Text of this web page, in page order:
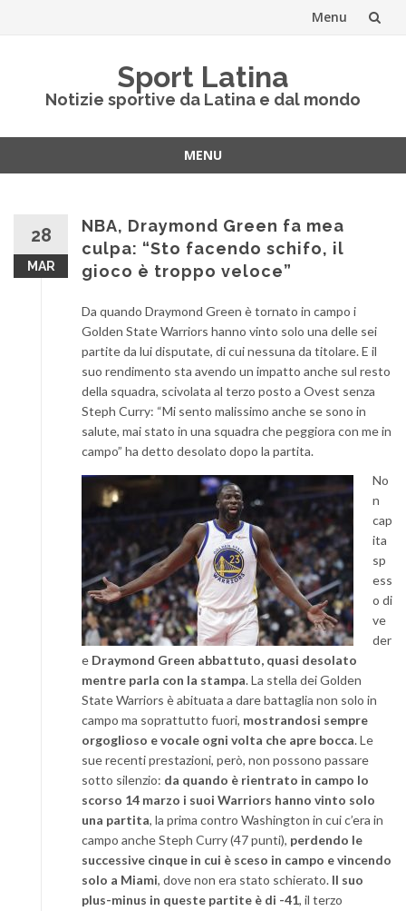
Menu
Sport Latina
Notizie sportive da Latina e dal mondo
MENU
28
MAR
NBA, Draymond Green fa mea
culpa: “Sto facendo schifo, il
gioco è troppo veloce”
Da quando Draymond Green è tornato in campo i
Golden State Warriors hanno vinto solo una delle sei
partite da lui disputate, di cui nessuna da titolare. E il
suo rendimento sta avendo un impatto anche sul resto
della squadra, scivolata al terzo posto a Ovest senza
Steph Curry: “Mi sento malissimo anche se sono in
salute, mai stato in una squadra che peggiora con me in
campo” ha detto desolato dopo la partita.
No
n
cap
ita
sp
ess
o di
ve
der
e Draymond Green abbattuto, quasi desolato
mentre parla con la stampa. La stella dei Golden
State Warriors è abituata a dare battaglia non solo in
campo ma soprattutto fuori, mostrandosi sempre
orgoglioso e vocale ogni volta che apre bocca. Le
sue recenti prestazioni, però, non possono passare
sotto silenzio: da quando è rientrato in campo lo
scorso 14 marzo i suoi Warriors hanno vinto solo
una partita, la prima contro Washington in cui c’era in
campo anche Steph Curry (47 punti), perdendo le
successive cinque in cui è sceso in campo e vincendo
solo a Miami, dove non era stato schierato. Il suo
plus-minus in queste partite è di -41, il terzo